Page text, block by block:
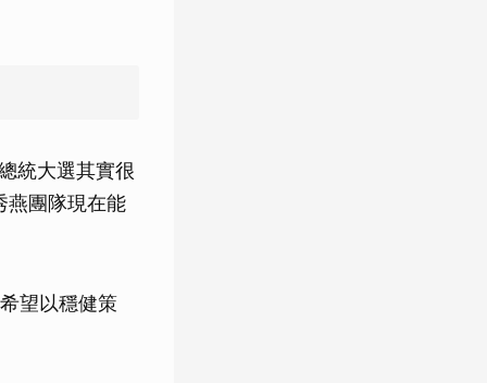
統大選其實很
燕團隊現在能
望以穩健策